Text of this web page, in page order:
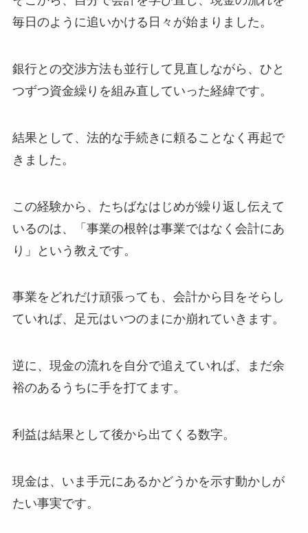
毎日のように追いかける日々が始まりました。
銀行との交渉方法も並行して見直しながら、ひと
つずつ資金繰りを組み直していった経緯です。
結果として、法的な手続きに頼ることなく再起で
きました。
この経験から、たちばなはじめが繰り返し伝えて
いるのは、「事業の根幹は事業ではなく会計にあ
り」という教えです。
事業をどれだけ頑張っても、会計から目をそらし
ていれば、足元はいつのまにか崩れていきます。
逆に、現金の流れを自分で追えていれば、まだ余
裕のあるうちに手を打てます。
利益は結果として後から出てくる数字。
現金は、いま手元にあるかどうかを示す動かしが
たい事実です。